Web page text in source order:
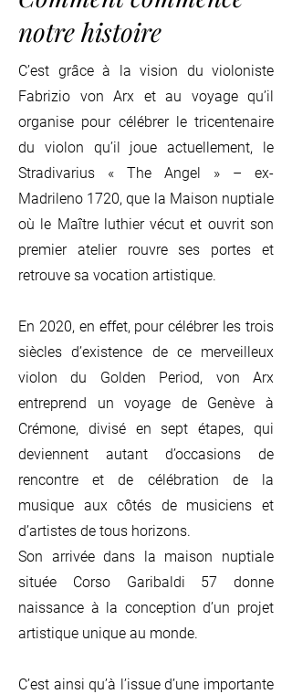
notre histoire
C’est grâce à la vision du violoniste
Fabrizio von Arx et au voyage qu’il
organise pour célébrer le tricentenaire
du violon qu’il joue actuellement, le
Stradivarius « The Angel » – ex-
Madrileno 1720, que la Maison nuptiale
où le Maître luthier vécut et ouvrit son
premier atelier rouvre ses portes et
retrouve sa vocation artistique.
En 2020, en effet, pour célébrer les trois
siècles d’existence de ce merveilleux
violon du Golden Period, von Arx
entreprend un voyage de Genève à
Crémone, divisé en sept étapes, qui
deviennent autant d’occasions de
rencontre et de célébration de la
musique aux côtés de musiciens et
d’artistes de tous horizons.
Son arrivée dans la maison nuptiale
située Corso Garibaldi 57 donne
naissance à la conception d’un projet
artistique unique au monde.
C’est ainsi qu’à l’issue d’une importante